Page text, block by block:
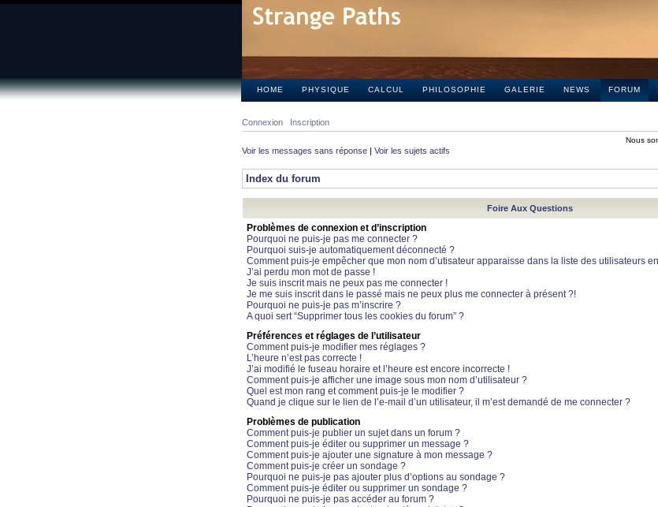
HOME PHYSIQUE CALCUL PHILOSOPHIE GALERIE NEWS FORUM
Connexion Inscription
Nous
Voir les messages sans réponse | Voir les sujets actifs
Index du forum
Foire Aux Questions
Problèmes de connexion et d’inscription
Pourquoi ne puis-je pas me connecter ?
Pourquoi suis-je automatiquement déconnecté ?
Comment puis-je empêcher que mon nom d’utisateur apparaisse dans la liste des utilisateurs
J’ai perdu mon mot de passe !
Je suis inscrit mais ne peux pas me connecter !
Je me suis inscrit dans le passé mais ne peux plus me connecter à présent ?!
Pourquoi ne puis-je pas m’inscrire ?
A quoi sert “Supprimer tous les cookies du forum” ?
Préférences et réglages de l’utilisateur
Comment puis-je modifier mes réglages ?
L’heure n’est pas correcte !
J’ai modifié le fuseau horaire et l’heure est encore incorrecte !
Comment puis-je afficher une image sous mon nom d’utilisateur ?
Quel est mon rang et comment puis-je le modifier ?
Quand je clique sur le lien de l’e-mail d’un utilisateur, il m’est demandé de me connecter ?
Problèmes de publication
Comment puis-je publier un sujet dans un forum ?
Comment puis-je éditer ou supprimer un message ?
Comment puis-je ajouter une signature à mon message ?
Comment puis-je créer un sondage ?
Pourquoi ne puis-je pas ajouter plus d’options au sondage ?
Comment puis-je éditer ou supprimer un sondage ?
Pourquoi ne puis-je pas accéder au forum ?